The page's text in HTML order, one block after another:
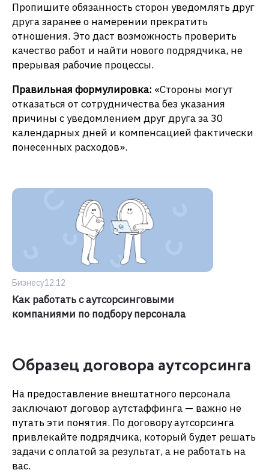
Пропишите обязанность сторон уведомлять друг
друга заранее о намерении прекратить
отношения. Это даст возможность проверить
качество работ и найти нового подрядчика, не
прерывая рабочие процессы.
Правильная формулировка: «Стороны могут
отказаться от сотрудничества без указания
причины с уведомлением друг друга за 30
календарных дней и компенсацией фактически
понесенных расходов».
Бизнесу12.12
Как работать с аутсорсинговыми
компаниями по подбору персонала
Образец договора аутсорсинга
На предоставление внештатного персонала
заключают договор аутстаффинга — важно не
путать эти понятия. По договору аутсорсинга
привлекайте подрядчика, который будет решать
задачи с оплатой за результат, а не работать на
вас.